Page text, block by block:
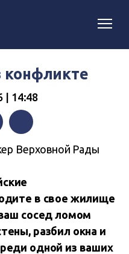
конфликте
| 14:48
Telegram
Верховной Рады
в свое жилище
сосед ломом
разбил окна и
одной из ваших